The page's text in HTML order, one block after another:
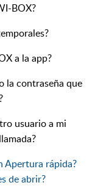
BOX?
a la app?
la contraseña que
usuario a mi
Apertura rápida?
de abrir?